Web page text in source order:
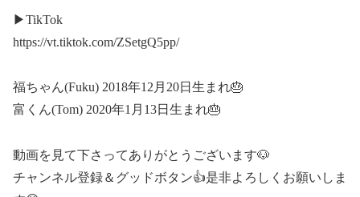
▶︎TikTok
https://vt.tiktok.com/ZSetgQ5pp/
福ちゃん(Fuku) 2018年12月20日生まれ🎂
富くん(Tom) 2020年1月13日生まれ🎂
動画を見て下さってありがとうございます🐶
チャンネル登録＆グッドボタン👍是非よろしくお願いしま